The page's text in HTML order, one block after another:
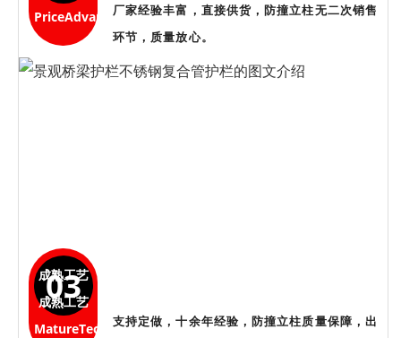
PriceAdvantage厂家经验丰富，直接供货，防撞立柱无二次销售
环节，质量放心。
03
成熟工艺
成熟工艺
MatureTechnology支持定做，十余年经验，防撞立柱质量保障，出